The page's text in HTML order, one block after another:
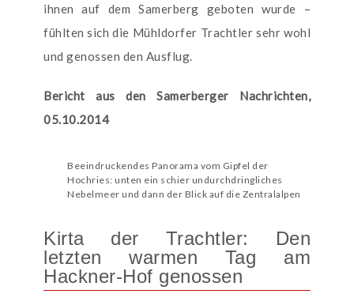
ihnen auf dem Samerberg geboten wurde –
fühlten sich die Mühldorfer Trachtler sehr wohl
und genossen den Ausflug.
Bericht aus den Samerberger Nachrichten,
05.10.2014
Beeindruckendes Panorama vom Gipfel der
Hochries: unten ein schier undurchdringliches
Nebelmeer und dann der Blick auf die Zentralalpen
Kirta der Trachtler: Den
letzten warmen Tag am
Hackner-Hof genossen